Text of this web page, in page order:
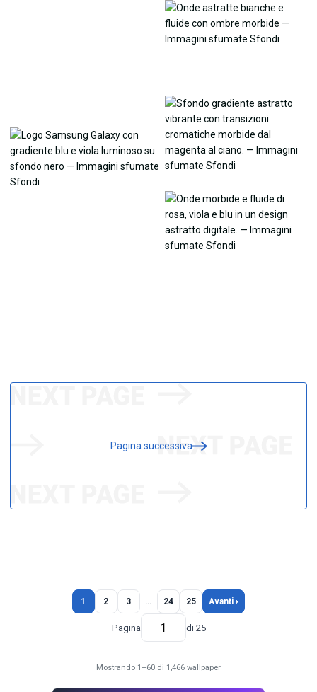
Pagina successiva
1 2 3 … 24 25 Avanti ›
Pagina di 25
Mostrando 1–60 di 1,466 wallpaper